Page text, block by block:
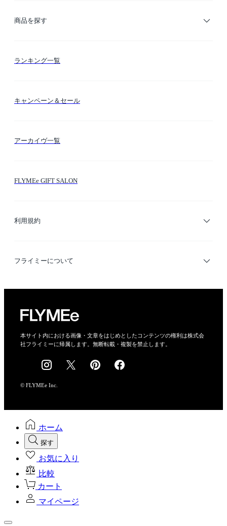
ご利用ガイド
商品を探す
カテゴリー検索
ランキング一覧
キャンペーン＆セール
アーカイヴ一覧
FLYMEe GIFT SALON
利用規約
利用規約
フライミーについて
会社概要
採用情報
本サイト内における画像・文章をはじめとしたコンテンツの権利は株式会
社フライミーに帰属します。無断転載・複製を禁止します。
© FLYMEe Inc.
ホーム
探す
お気に入り
比較
カート
マイページ